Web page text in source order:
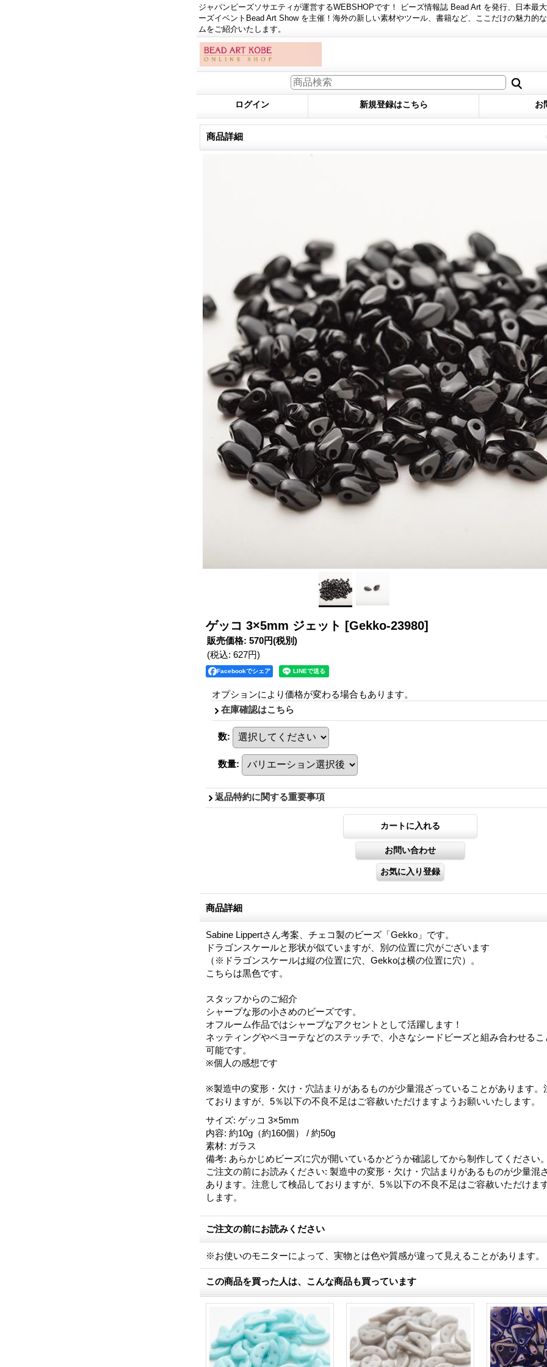
ジャパンビーズソサエティが運営するWEBSHOPです！ ビーズ情報誌 Bead Art を発行、日本最
ーズイベントBead Art Show を主催！海外の新しい素材やツール、書籍など、ここだけの魅力的
ムをご紹介いたします。
ログイン 新規登録はこちら お
商品詳細
ゲッコ 3×5mm ジェット [Gekko-23980]
販売価格: 570円(税別)
(税込: 627円)
Facebookでシェア
オプションにより価格が変わる場合もあります。
在庫確認はこちら
数:
数量:
返品特約に関する重要事項
商品詳細
Sabine Lippertさん考案、チェコ製のビーズ「Gekko」です。
ドラゴンスケールと形状が似ていますが、別の位置に穴がございます
（※ドラゴンスケールは縦の位置に穴、Gekkoは横の位置に穴）。
こちらは黒色です。
スタッフからのご紹介
シャープな形の小さめのビーズです。
オフルーム作品ではシャープなアクセントとして活躍します！
ネッティングやペヨーテなどのステッチで、小さなシードビーズと組み合わせるこ
可能です。
※個人の感想です
※製造中の変形・欠け・穴詰まりがあるものが少量混ざっていることがあります。
ておりますが、5％以下の不良不足はご容赦いただけますようお願いいたします。
サイズ: ゲッコ 3×5mm
内容: 約10g（約160個） / 約50g
素材: ガラス
備考: あらかじめビーズに穴が開いているかどうか確認してから制作してください。
ご注文の前にお読みください: 製造中の変形・欠け・穴詰まりがあるものが少量混
あります。注意して検品しておりますが、5％以下の不良不足はご容赦いただけま
します。
ご注文の前にお読みください
※お使いのモニターによって、実物とは色や質感が違って見えることがあります。
この商品を買った人は、こんな商品も買っています